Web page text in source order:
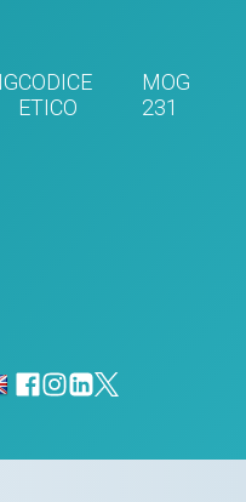
CODICE
ETICO
MOG
231